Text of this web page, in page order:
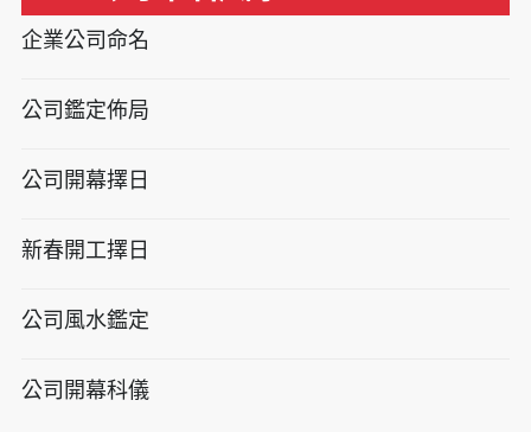
企業公司命名
公司鑑定佈局
公司開幕擇日
新春開工擇日
公司風水鑑定
公司開幕科儀